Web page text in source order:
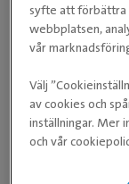
syfte att förbättra
webbplatsen,
vår
Välj
av cookies och
inställningar. Mer
och vår